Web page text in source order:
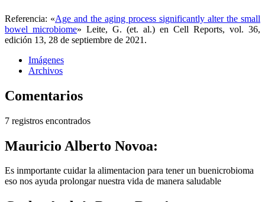
Referencia: «Age and the aging process significantly alter the small
bowel microbiome» Leite, G. (et. al.) en Cell Reports, vol. 36,
edición 13, 28 de septiembre de 2021.
Imágenes
Archivos
Comentarios
7 registros encontrados
Mauricio Alberto Novoa:
Es inmportante cuidar la alimentacion para tener un buenicrobioma
eso nos ayuda prolongar nuestra vida de manera saludable